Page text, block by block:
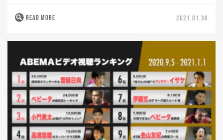
READ MORE 2021.01.30